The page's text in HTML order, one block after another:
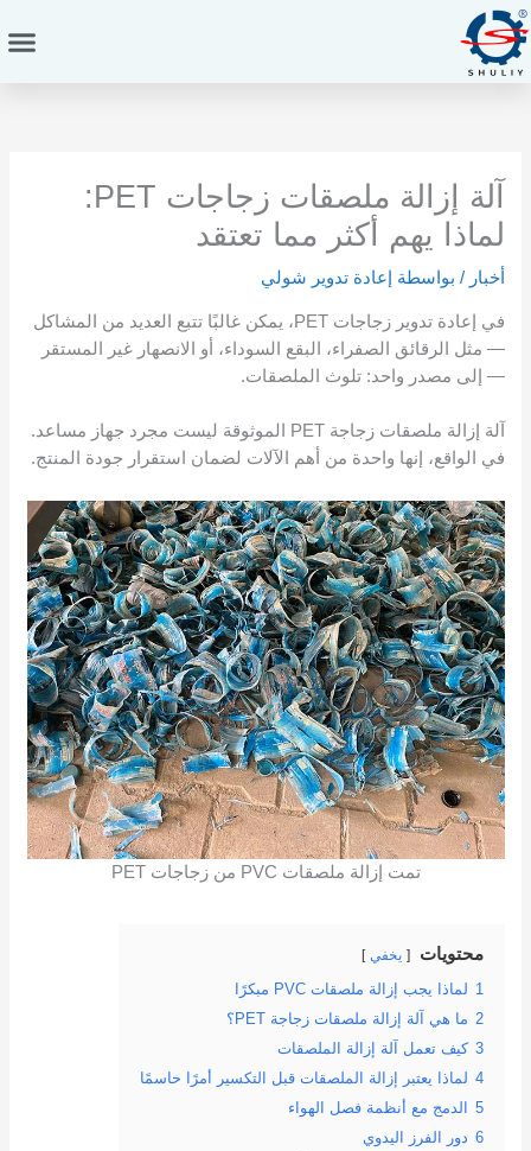
تخطي
إلى
المحتوى
آلة إزالة ملصقات زجاجات PET:
لماذا يهم أكثر مما تعتقد
أخبار / بواسطة إعادة تدوير شولي
في إعادة تدوير زجاجات PET، يمكن غالبًا تتبع العديد من المشاكل
— مثل الرقائق الصفراء، البقع السوداء، أو الانصهار غير المستقر
— إلى مصدر واحد: تلوث الملصقات.
آلة إزالة ملصقات زجاجة PET الموثوقة ليست مجرد جهاز مساعد.
في الواقع، إنها واحدة من أهم الآلات لضمان استقرار جودة المنتج.
تمت إزالة ملصقات PVC من زجاجات PET
محتويات يخفي
1 لماذا يجب إزالة ملصقات PVC مبكرًا
2 ما هي آلة إزالة ملصقات زجاجة PET؟
3 كيف تعمل آلة إزالة الملصقات
4 لماذا يعتبر إزالة الملصقات قبل التكسير أمرًا حاسمًا
5 الدمج مع أنظمة فصل الهواء
6 دور الفرز اليدوي